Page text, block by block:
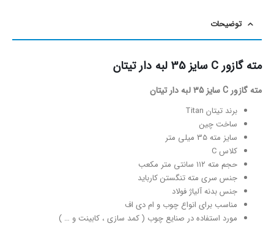
توضیحات
مته گازور C سایز 35 لبه دار تیتان
مته گازور C سایز 35 لبه دار تیتان
برند تیتان Titan
ساخت چین
سایز مته 35 میلی متر
کلاس C
حجم مته ۱۱۲ سانتی متر مکعب
جنس سری مته تنگستن کارباید
جنس بدنه آلیاژ فولاد
مناسب برای انواع چوب و ام دی اف
مورد استفاده در صنایع چوب ( کمد سازی ، کابینت و … )